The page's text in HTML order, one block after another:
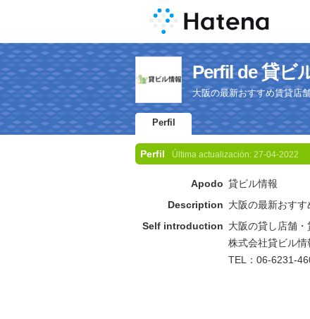
Perfil de 貸ビ
大阪の最新おすすめ賃貸店
Perfil
Perfil Última actualización: 27-04-2022
Apodo 貸ビル情報
Description 大阪の最新おすす
Self introduction 大阪の貸し店舗・
株式会社貸ビル情
TEL：06-6231-